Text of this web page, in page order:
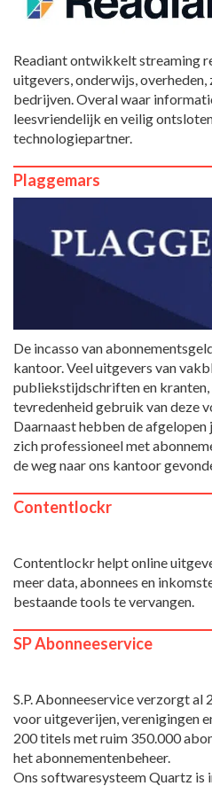
Readiant ontwikkelt streaming
uitgevers, onderwijs,
bedrijven. Overal waar
leesvriendelijk en veilig
technologiepartner.
Plaggemars
De incasso van
kantoor. Veel uitgevers van
publiekstijdschriften en kranten,
tevredenheid gebruik van deze
Daarnaast hebben de
zich professioneel met
de weg naar ons kantoor
Contentlockr
Contentlockr helpt online
meer data, abonnees en
bestaande tools te vervangen.
SP Abonneeservice
S.P. Abonneeservice verzorgt
voor uitgeverijen, verenigingen
200 titels met ruim 350.000
het abonnementenbeheer.
Ons softwaresysteem Quartz is